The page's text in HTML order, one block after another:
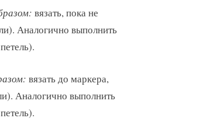
вязать, пока не
Аналогично выполнить
вязать до маркера,
Аналогично выполнить